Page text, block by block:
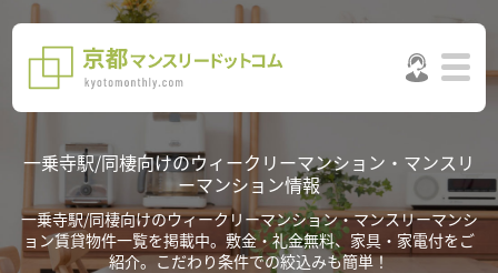
一乗寺駅/同棲向けのウィークリーマンション・マンスリ
ーマンション情報
一乗寺駅/同棲向けのウィークリーマンション・マンスリーマンシ
ョン賃貸物件一覧を掲載中。敷金・礼金無料、家具・家電付をご
紹介。こだわり条件での絞込みも簡単！